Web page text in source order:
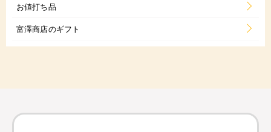
お値打ち品
富澤商店のギフト